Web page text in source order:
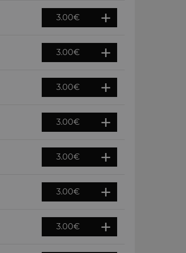
3.00€
3.00€
3.00€
3.00€
3.00€
3.00€
3.00€